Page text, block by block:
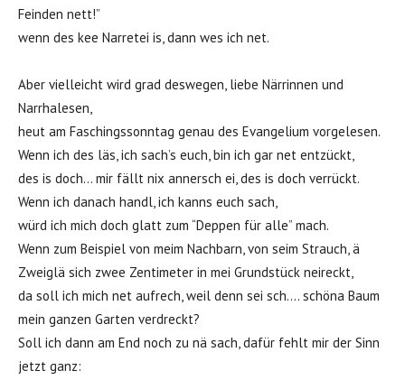
Feinden nett!”
wenn des kee Narretei is, dann wes ich net.
Aber vielleicht wird grad deswegen, liebe Närrinnen und
Narrhalesen,
heut am Faschingssonntag genau des Evangelium vorgelesen.
Wenn ich des läs, ich sach’s euch, bin ich gar net entzückt,
des is doch… mir fällt nix annersch ei, des is doch verrückt.
Wenn ich danach handl, ich kanns euch sach,
würd ich mich doch glatt zum “Deppen für alle” mach.
Wenn zum Beispiel von meim Nachbarn, von seim Strauch, ä
Zweiglä sich zwee Zentimeter in mei Grundstück neireckt,
da soll ich mich net aufrech, weil denn sei sch…. schöna Baum
mein ganzen Garten verdreckt?
Soll ich dann am End noch zu nä sach, dafür fehlt mir der Sinn
jetzt ganz: